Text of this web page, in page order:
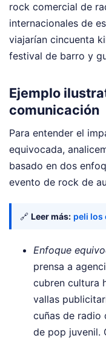
rock comercial de
internacionales de
viajarían cincuenta
festival de barro y
Ejemplo
comunicación
Para entender el
equivocada,
basado en dos
evento de rock de
🔗 Leer más: peli los
Enfoque
prensa a
cubren cultura
vallas
cuñas de radio
de pop juvenil.